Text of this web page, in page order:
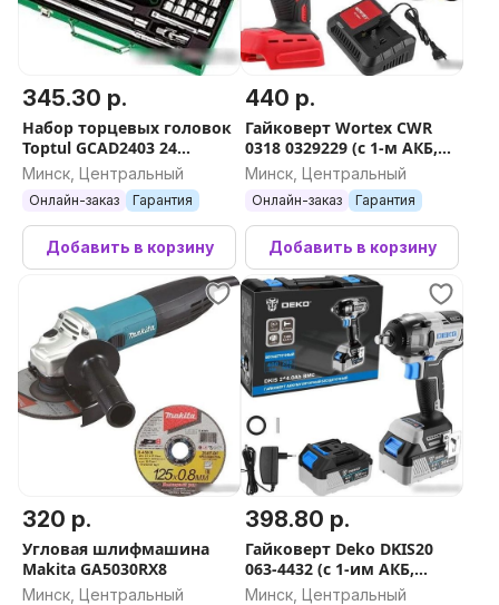
345.30 р.
Набор торцевых головок
Toptul GCAD2403 24
предмета
Минск, Центральный
Онлайн-заказ Гарантия
Добавить в корзину
440 р.
Гайковерт Wortex CWR
0318 0329229 (с 1-м АКБ,
кейс, оснастка)
Минск, Центральный
Онлайн-заказ Гарантия
Добавить в корзину
320 р.
Угловая шлифмашина
Makita GA5030RX8
Минск, Центральный
398.80 р.
Гайковерт Deko DKIS20
063-4432 (с 1-им АКБ,
кейс)
Минск, Центральный